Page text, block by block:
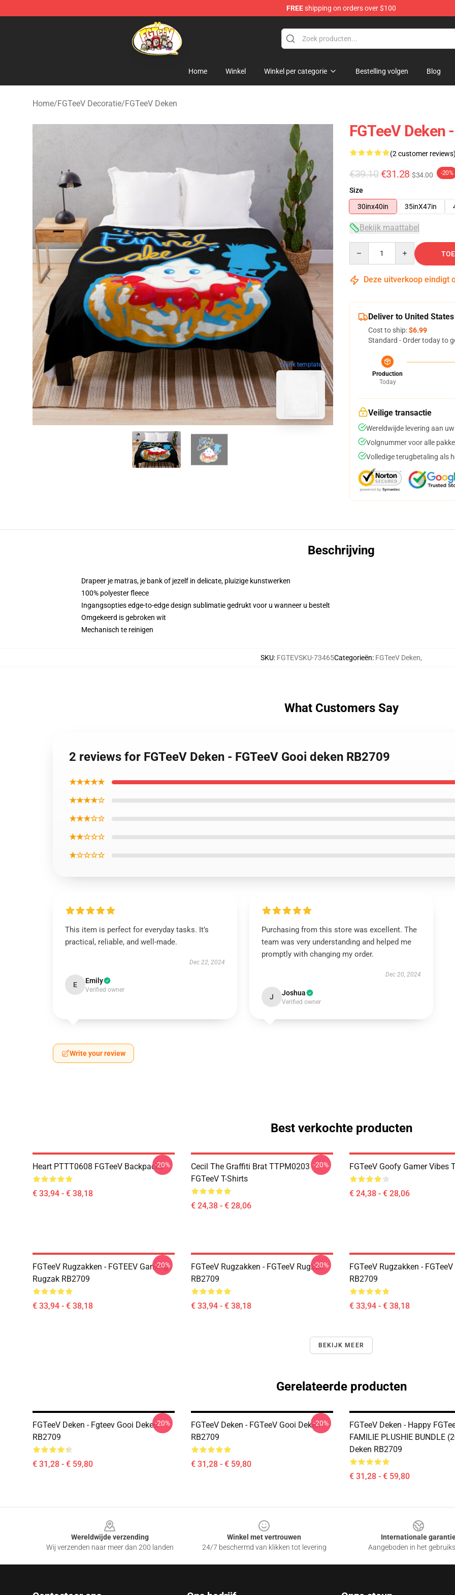
FREEshipping on orders over $100
FGTeeV Store - Official FGTeeV Merchandise Shop
Home Winkel Winkel per categorie Bestelling volgen Blog
Home/FGTeeV Decoratie/FGTeeV Deken
blank template
FGTeeV Deken
(2 customer reviews)
€39.10 €31.28 $34.00 -20%
Size
30inx40in
35inX47in
Bekijk maattabel
Deze uitverkoop eindigt
Deliver to United States
Cost to ship:$6.99
Standard - Order today to
Production
Today
Veilige transactie
Wereldwijde levering aan
Volgnummer voor alle
Volledige terugbetaling als
Beschrijving
Drapeer je matras, je bank of jezelf in delicate, pluizige kunstwerken
100% polyester fleece
Ingangsopties edge-to-edge design sublimatie gedrukt voor u wanneer u bestelt
Omgekeerd is gebroken wit
Mechanisch te reinigen
SKU: FGTEVSKU-73465Categorieën: FGTeeV Deken,
What Customers Say
2 reviews for FGTeeV Deken - FGTeeV Gooi deken RB2709
★★★★★
★★★★☆
★★★☆☆
★★☆☆☆
★☆☆☆☆
This item is perfect for everyday tasks. It’s
practical, reliable, and well-made.
Dec 22, 2024
E Emily
Verified owner
Purchasing from this store was excellent. The
team was very understanding and helped me
promptly with changing my order.
Dec 20, 2024
J Joshua
Verified owner
Write your review
Best verkochte producten
Heart PTTT0608 FGTeeV Backpacks
€ 33,94 - € 38,18
-20%
Cecil The Graffiti Brat TTPM0203
FGTeeV T-Shirts
€ 24,38 - € 28,06
-20% FGTeeV Goofy Gamer Vibes
€ 24,38 - € 28,06
FGTeeV Rugzakken - FGTEEV Gaming
Rugzak RB2709
€ 33,94 - € 38,18
-20%
FGTeeV Rugzakken - FGTeeV Rugzak
RB2709
€ 33,94 - € 38,18
-20%
FGTeeV Rugzakken -
RB2709
€ 33,94 - € 38,18
BEKIJK MEER
Gerelateerde producten
FGTeeV Deken - Fgteev Gooi Deken
RB2709
€ 31,28 - € 59,80
-20%
FGTeeV Deken - FGTeeV Gooi Deken
RB2709
€ 31,28 - € 59,80
-20%
FGTeeV Deken - Happy
FAMILIE PLUSHIE BUNDLE
Deken RB2709
€ 31,28 - € 59,80
Wereldwijde verzending
Wij verzenden naar meer dan 200 landen
Winkel met vertrouwen
24/7 beschermd van klikken tot levering
Internationale
Aangeboden in het